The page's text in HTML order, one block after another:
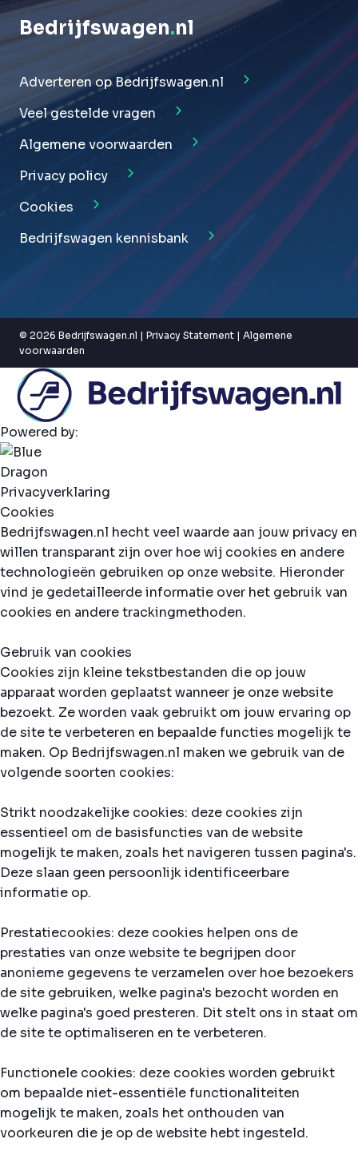
Bedrijfswagen.nl
Adverteren op Bedrijfswagen.nl
Veel gestelde vragen
Algemene voorwaarden
Privacy policy
Cookies
Bedrijfswagen kennisbank
© 2026 Bedrijfswagen.nl | Privacy Statement | Algemene
voorwaarden
Powered by:
Privacyverklaring
Cookies
Bedrijfswagen.nl hecht veel waarde aan jouw privacy en
willen transparant zijn over hoe wij cookies en andere
technologieën gebruiken op onze website. Hieronder
vind je gedetailleerde informatie over het gebruik van
cookies en andere trackingmethoden.
Gebruik van cookies
Cookies zijn kleine tekstbestanden die op jouw
apparaat worden geplaatst wanneer je onze website
bezoekt. Ze worden vaak gebruikt om jouw ervaring op
de site te verbeteren en bepaalde functies mogelijk te
maken. Op Bedrijfswagen.nl maken we gebruik van de
volgende soorten cookies:
Strikt noodzakelijke cookies: deze cookies zijn
essentieel om de basisfuncties van de website
mogelijk te maken, zoals het navigeren tussen pagina's.
Deze slaan geen persoonlijk identificeerbare
informatie op.
Prestatiecookies: deze cookies helpen ons de
prestaties van onze website te begrijpen door
anonieme gegevens te verzamelen over hoe bezoekers
de site gebruiken, welke pagina's bezocht worden en
welke pagina's goed presteren. Dit stelt ons in staat om
de site te optimaliseren en te verbeteren.
Functionele cookies: deze cookies worden gebruikt
om bepaalde niet-essentiële functionaliteiten
mogelijk te maken, zoals het onthouden van
voorkeuren die je op de website hebt ingesteld.